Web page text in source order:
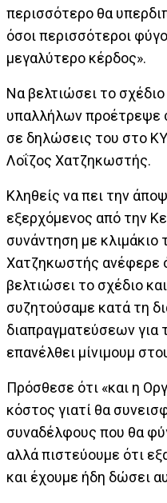
περισσότερο θα
όσοι περισσότεροι
μεγαλύτερο κέρδος».
Να βελτιώσει το
υπαλλήλων προέτρεψε
σε δηλώσεις του στο
Λοΐζος Χατζηκωστής.
Κληθείς να πει την
εξερχόμενος από την
συνάντηση με κλιμάκιο
Χατζηκωστής ανέφερε
βελτιώσει το σχέδιο
συζητούσαμε κατά τη
διαπραγματεύσεων για
επανέλθει μίνιμουμ
Πρόσθεσε ότι «και η
κόστος γιατί θα
συναδέλφους που θα
αλλά πιστεύουμε ότι
και έχουμε ήδη δώσει